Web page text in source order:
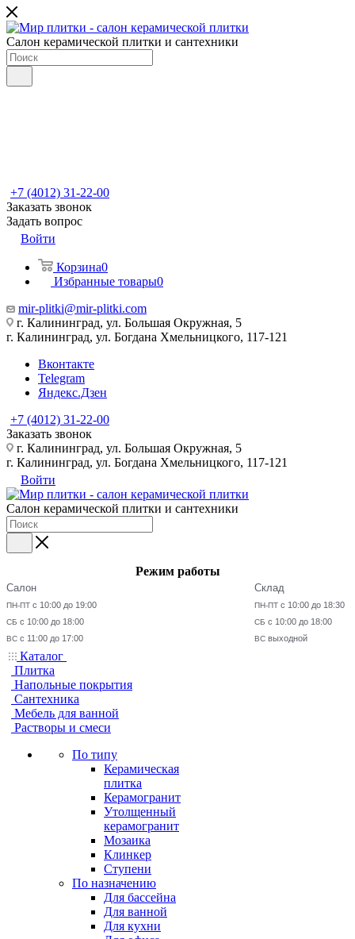
Салон керамической плитки и сантехники
+7 (4012) 31-22-00
Заказать звонок
Задать вопрос
Войти
Корзина0
Избранные товары0
mir-plitki@mir-plitki.com
г. Калининград, ул. Большая Окружная, 5
г. Калининград, ул. Богдана Хмельницкого, 117-121
Вконтакте
Telegram
Яндекс.Дзен
+7 (4012) 31-22-00
Заказать звонок
г. Калининград, ул. Большая Окружная, 5
г. Калининград, ул. Богдана Хмельницкого, 117-121
Войти
Салон керамической плитки и сантехники
Режим работы
Салон
ПН-ПТ с 10:00 до 19:00
СБ с 10:00 до 18:00
ВС с 11:00 до 17:00
Склад
ПН-ПТ с 10:00 до 18:30
СБ с 10:00 до 18:00
ВС выходной
Каталог
Плитка
Напольные покрытия
Сантехника
Мебель для ванной
Растворы и смеси
По типу
Керамическая
плитка
Керамогранит
Утолщенный
керамогранит
Мозаика
Клинкер
Ступени
По назначению
Для бассейна
Для ванной
Для кухни